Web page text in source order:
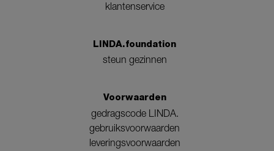
klantenservice
LINDA.foundation
steun gezinnen
Voorwaarden
gedragscode LINDA.
gebruiksvoorwaarden
leveringsvoorwaarden